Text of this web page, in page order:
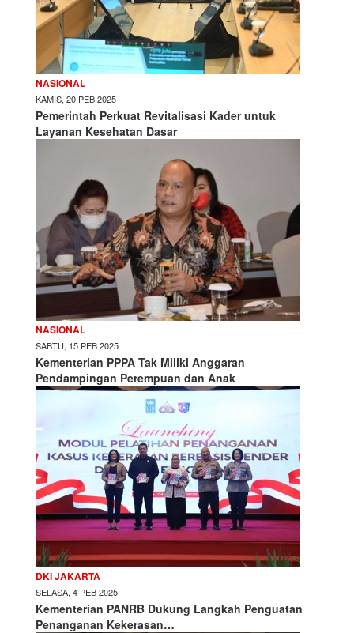
NASIONAL
KAMIS, 20 PEB 2025
Pemerintah Perkuat Revitalisasi Kader untuk
Layanan Kesehatan Dasar
NASIONAL
SABTU, 15 PEB 2025
Kementerian PPPA Tak Miliki Anggaran
Pendampingan Perempuan dan Anak
DKI JAKARTA
SELASA, 4 PEB 2025
Kementerian PANRB Dukung Langkah Penguatan
Penanganan Kekerasan…